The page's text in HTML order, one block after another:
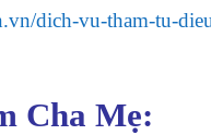
dich-vu-tham-tu-
Cha Mẹ: